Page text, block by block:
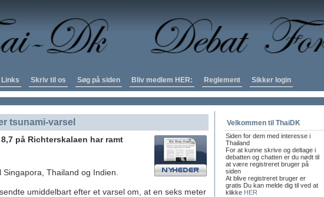
Links Skriv til os Søg på siden Bliv medlem HER: Reglement Sikker login
tsunami-varsel
på Richterskalaen har ramt
Thailand og Indien.
umiddelbart efter et varsel om, at en seks meter
Velkommen til ThaiDK
Siden for dem med interesse i
Thailand
For at kunne skrive og deltage i
debatten og chatten er du nødt til
at være registreret bruger på
siden
At blive registreret bruger er
gratis Du kan melde dig til ved at
klikke HER